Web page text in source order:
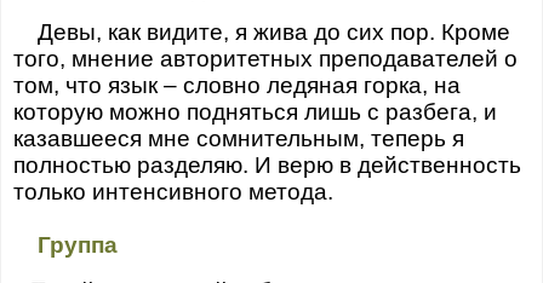
Девы, как видите, я жива до сих пор. Кроме
того, мнение авторитетных преподавателей о
том, что язык – словно ледяная горка, на
которую можно подняться лишь с разбега, и
казавшееся мне сомнительным, теперь я
полностью разделяю. И верю в действенность
только интенсивного метода.
Группа